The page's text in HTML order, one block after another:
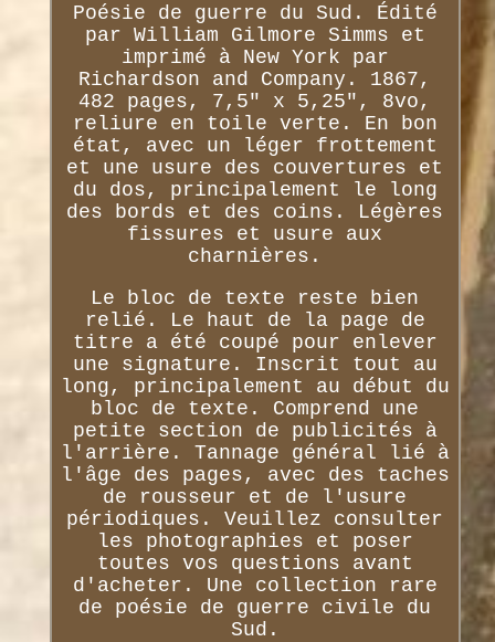
Poésie de guerre du Sud. Édité
par William Gilmore Simms et
imprimé à New York par
Richardson and Company. 1867,
482 pages, 7,5" x 5,25", 8vo,
reliure en toile verte. En bon
état, avec un léger frottement
et une usure des couvertures et
du dos, principalement le long
des bords et des coins. Légères
fissures et usure aux
charnières.
Le bloc de texte reste bien
relié. Le haut de la page de
titre a été coupé pour enlever
une signature. Inscrit tout au
long, principalement au début du
bloc de texte. Comprend une
petite section de publicités à
l'arrière. Tannage général lié à
l'âge des pages, avec des taches
de rousseur et de l'usure
périodiques. Veuillez consulter
les photographies et poser
toutes vos questions avant
d'acheter. Une collection rare
de poésie de guerre civile du
Sud.